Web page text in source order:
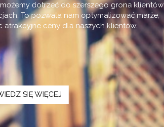
dotrzeć do szerszego grona klientów
To pozwala nam optymalizować marże,
atrakcyjne ceny dla naszych klientów.
SIĘ WIĘCEJ